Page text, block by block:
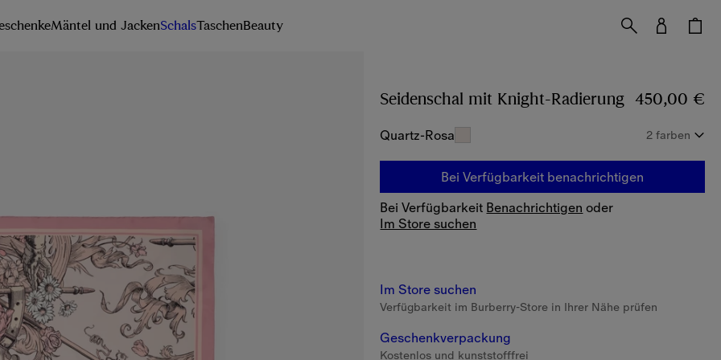
Mäntel und JackenSchalsTaschenBeauty
Seidenschal mit Knight-Radierung Preis
450,00 €
Quartz-Rosa 2 farben
Bei Verfügbarkeit benachrichtigen
Bei Verfügbarkeit Benachrichtigen oder
Im Store suchen
Im Store suchen
Verfügbarkeit im Burberry-Store in Ihrer Nähe prüfen
Geschenkverpackung
Kostenlos und kunststofffrei